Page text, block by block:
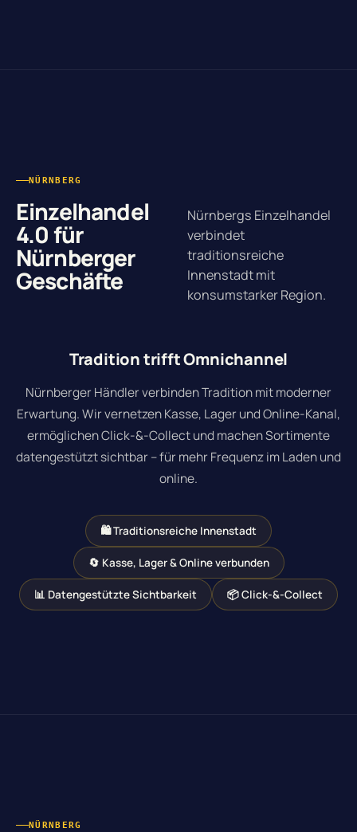
NÜRNBERG
Einzelhandel
4.0 für
Nürnberger
Geschäfte
Nürnbergs Einzelhandel
verbindet
traditionsreiche
Innenstadt mit
konsumstarker Region.
Tradition trifft Omnichannel
Nürnberger Händler verbinden Tradition mit moderner
Erwartung. Wir vernetzen Kasse, Lager und Online-Kanal,
ermöglichen Click-&-Collect und machen Sortimente
datengestützt sichtbar – für mehr Frequenz im Laden und
online.
🛍 Traditionsreiche Innenstadt
🔄 Kasse, Lager & Online verbunden
📊 Datengestützte Sichtbarkeit 📦 Click-&-Collect
NÜRNBERG